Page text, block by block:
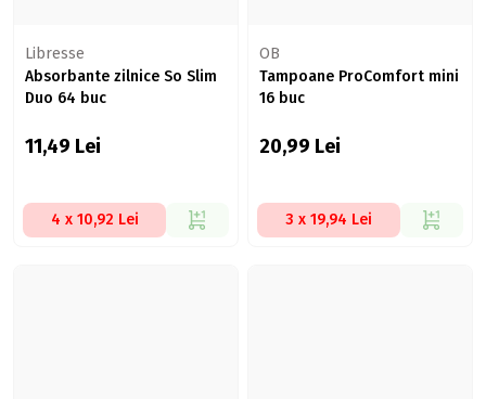
Libresse
Absorbante zilnice So Slim
Duo 64 buc
11,49 Lei
4 x 10,92 Lei
OB
Tampoane ProComfort mini
16 buc
20,99 Lei
3 x 19,94 Lei